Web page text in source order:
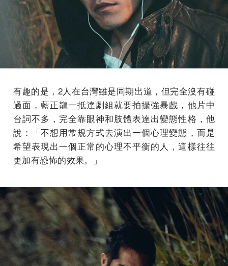
有趣的是，2人在台灣雖是同期出道，但完全沒有碰
過面，藍正龍一抵達劇組就要拍攝強暴戲，他片中
台詞不多，完全靠眼神和肢體表達出變態性格，他
說：「不想用常規方式去演出一個心理變態，而是
希望表現出一個正常的心理不平衡的人，這樣往往
更加有恐怖的效果。」